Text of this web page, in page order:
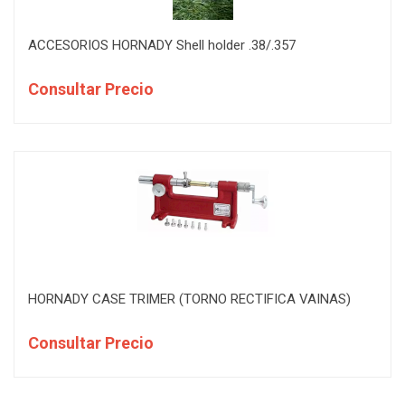
ACCESORIOS HORNADY Shell holder .38/.357
Consultar Precio
HORNADY CASE TRIMER (TORNO RECTIFICA VAINAS)
Consultar Precio